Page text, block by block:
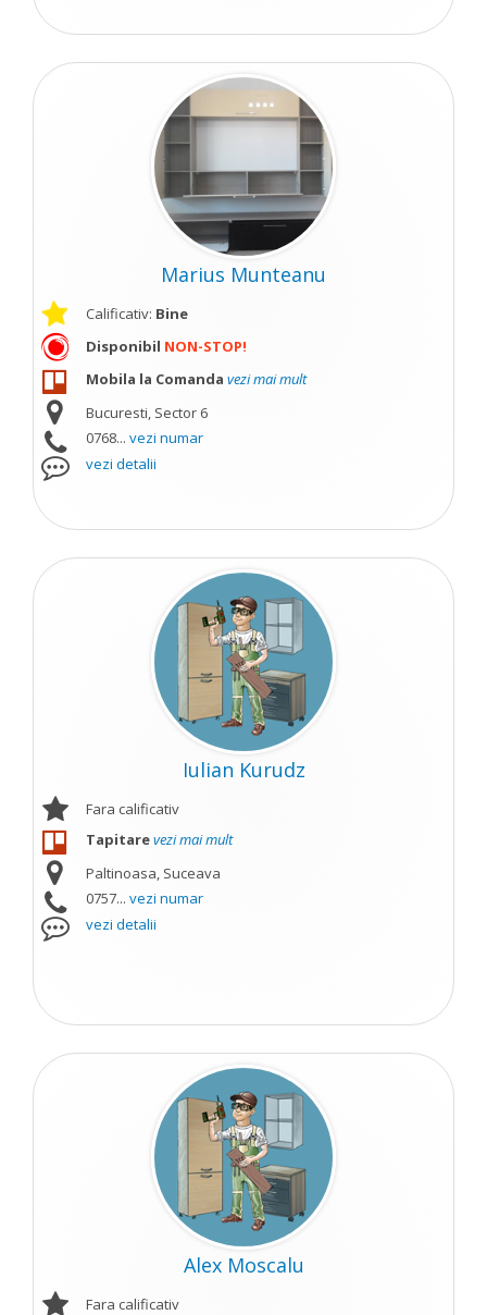
Marius Munteanu
Calificativ: Bine
Disponibil NON-STOP!
Mobila la Comanda vezi mai mult
Bucuresti, Sector 6
0768... vezi numar
vezi detalii
Iulian Kurudz
Fara calificativ
Tapitarevezi mai mult
Paltinoasa, Suceava
0757... vezi numar
vezi detalii
Alex Moscalu
Fara calificativ